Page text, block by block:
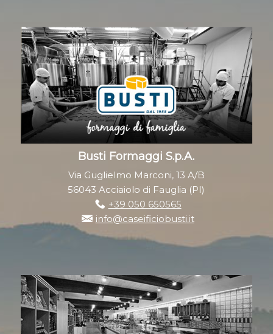
Busti Formaggi S.p.A.
Via Guglielmo Marconi, 13 A/B
56043 Acciaiolo di Fauglia (PI)
+39 050 650565
info@caseificiobusti.it